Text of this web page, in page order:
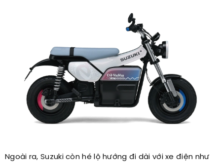
Ngoài ra, Suzuki còn hé lộ hướng đi dài với xe điện như